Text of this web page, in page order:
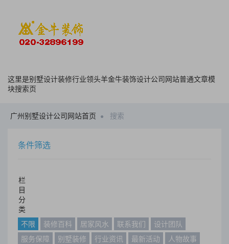
这里是别墅设计装修行业领头羊金牛装饰设计公司网站普通文章模
块搜索页
广州别墅设计公司网站首页 搜索
条件筛选
栏
目
分
类
不限
装修百科 居家风水 联系我们
设计团队
服务保障
别墅装修 行业资讯 最新活动
人物故事